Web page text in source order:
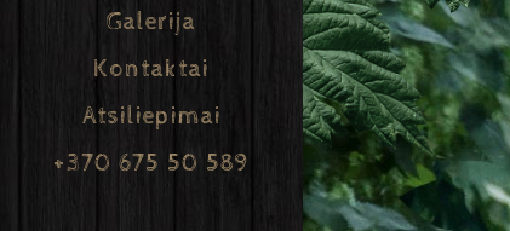
Galerija
Kontaktai
Atsiliepimai
+370 675 50 589